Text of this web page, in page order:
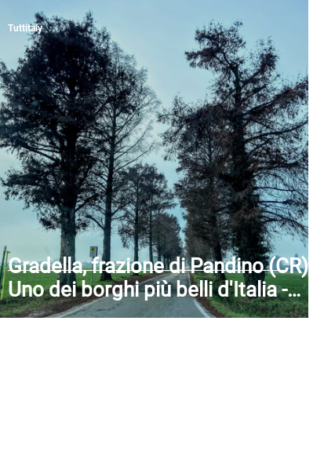
Lombardia
Gradella, frazione di Pandino (CR) -
Uno dei borghi più belli d'Italia -
Lombardia
Tuttitaly